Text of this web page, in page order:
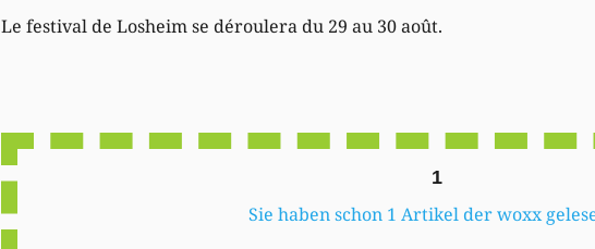
Le festival de Losheim se déroulera du 29 au 30 août.
1
Sie haben schon 1 Artikel der woxx